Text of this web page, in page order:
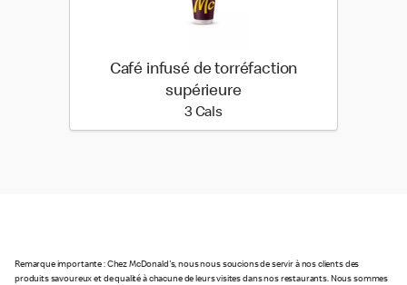
Café infusé de torréfaction
supérieure
3 Cals3 calories
Remarque importante : Chez McDonald's, nous nous soucions de servir à nos clients des
produits savoureux et de qualité à chacune de leurs visites dans nos restaurants. Nous sommes